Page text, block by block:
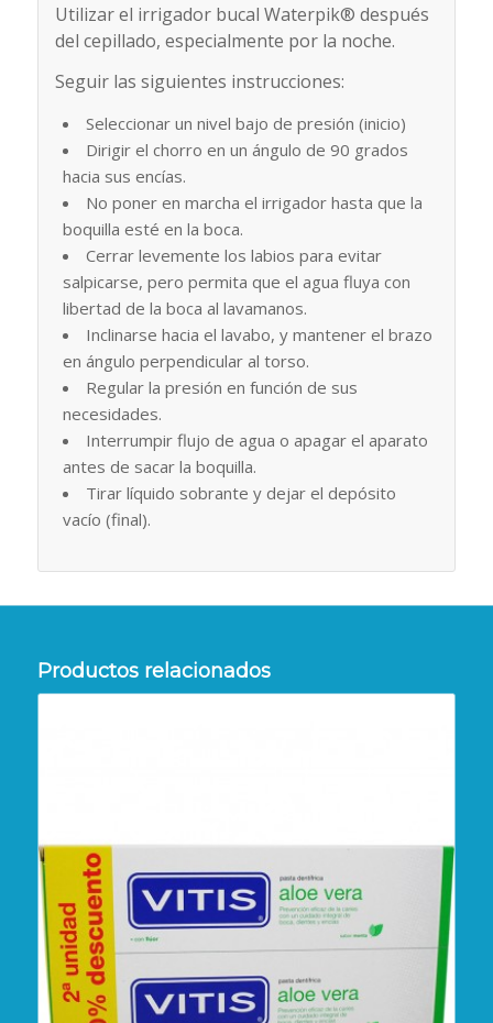
Utilizar el irrigador bucal Waterpik® después
del cepillado, especialmente por la noche.
Seguir las siguientes instrucciones:
Seleccionar un nivel bajo de presión (inicio)
Dirigir el chorro en un ángulo de 90 grados
hacia sus encías.
No poner en marcha el irrigador hasta que la
boquilla esté en la boca.
Cerrar levemente los labios para evitar
salpicarse, pero permita que el agua fluya con
libertad de la boca al lavamanos.
Inclinarse hacia el lavabo, y mantener el brazo
en ángulo perpendicular al torso.
Regular la presión en función de sus
necesidades.
Interrumpir flujo de agua o apagar el aparato
antes de sacar la boquilla.
Tirar líquido sobrante y dejar el depósito
vacío (final).
Productos relacionados